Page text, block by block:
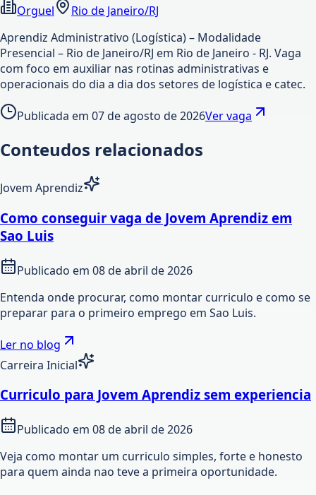
Orguel
Rio de Janeiro/RJ
Aprendiz Administrativo (Logística) – Modalidade
Presencial – Rio de Janeiro/RJ em Rio de Janeiro - RJ. Vaga
com foco em auxiliar nas rotinas administrativas e
operacionais do dia a dia dos setores de logística e catec.
Publicada em 07 de agosto de 2026Ver vaga
Conteudos relacionados
Jovem Aprendiz
Como conseguir vaga de Jovem Aprendiz em
Sao Luis
Publicado em 08 de abril de 2026
Entenda onde procurar, como montar curriculo e como se
preparar para o primeiro emprego em Sao Luis.
Ler no blog
Carreira Inicial
Curriculo para Jovem Aprendiz sem experiencia
Publicado em 08 de abril de 2026
Veja como montar um curriculo simples, forte e honesto
para quem ainda nao teve a primeira oportunidade.